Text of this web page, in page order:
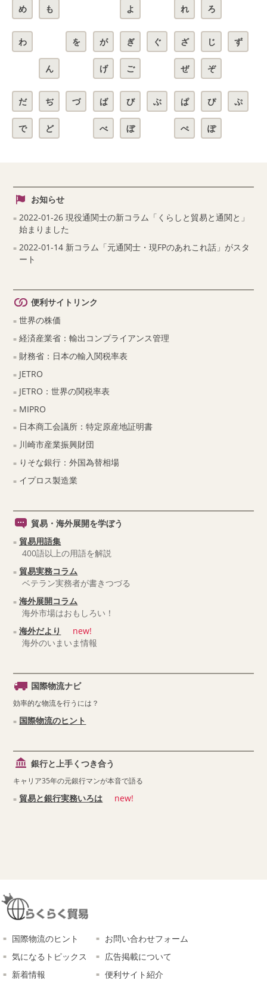
め も よ れ ろ
わ を
ん
が ぎ ぐ
げ ご
ざ じ ず
ぜ ぞ
だ ぢ づ
で ど
ば び ぶ
べ ぼ
ぱ ぴ ぷ
ぺ ぽ
お知らせ
2022-01-26 現役通関士の新コラム「くらしと貿易と通関と」
始まりました
2022-01-14 新コラム「元通関士・現FPのあれこれ話」がスタ
ート
便利サイトリンク
世界の株価
経済産業省：輸出コンプライアンス管理
財務省：日本の輸入関税率表
JETRO
JETRO：世界の関税率表
MIPRO
日本商工会議所：特定原産地証明書
川崎市産業振興財団
りそな銀行：外国為替相場
イプロス製造業
貿易・海外展開を学ぼう
貿易用語集
400語以上の用語を解説
貿易実務コラム
ベテラン実務者が書きつづる
海外展開コラム
海外市場はおもしろい！
海外だより
new!
海外のいまいま情報
国際物流ナビ
効率的な物流を行うには？
国際物流のヒント
銀行と上手くつき合う
キャリア35年の元銀行マンが本音で語る
貿易と銀行実務いろは new!
国際物流のヒント
気になるトピックス
新着情報
お問い合わせフォーム
広告掲載について
便利サイト紹介